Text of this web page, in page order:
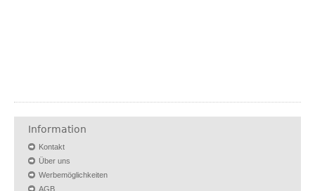
Information
Kontakt
Über uns
Werbemöglichkeiten
AGB